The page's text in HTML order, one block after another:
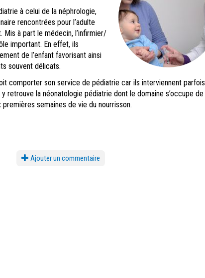
à celui de la néphrologie,
rencontrées pour l’adulte
Mis à part le médecin, l’infirmier/
important. En effet, ils
de l’enfant favorisant ainsi
souvent délicats.
comporter son service de pédiatrie car ils interviennent parfois
retrouve la néonatologie pédiatrie dont le domaine s’occupe de
semaines de vie du nourrisson.
Ajouter un commentaire